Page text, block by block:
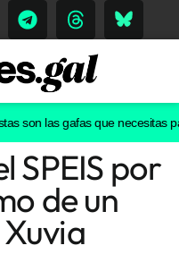
son las gafas que necesitas
SPEIS por
de un